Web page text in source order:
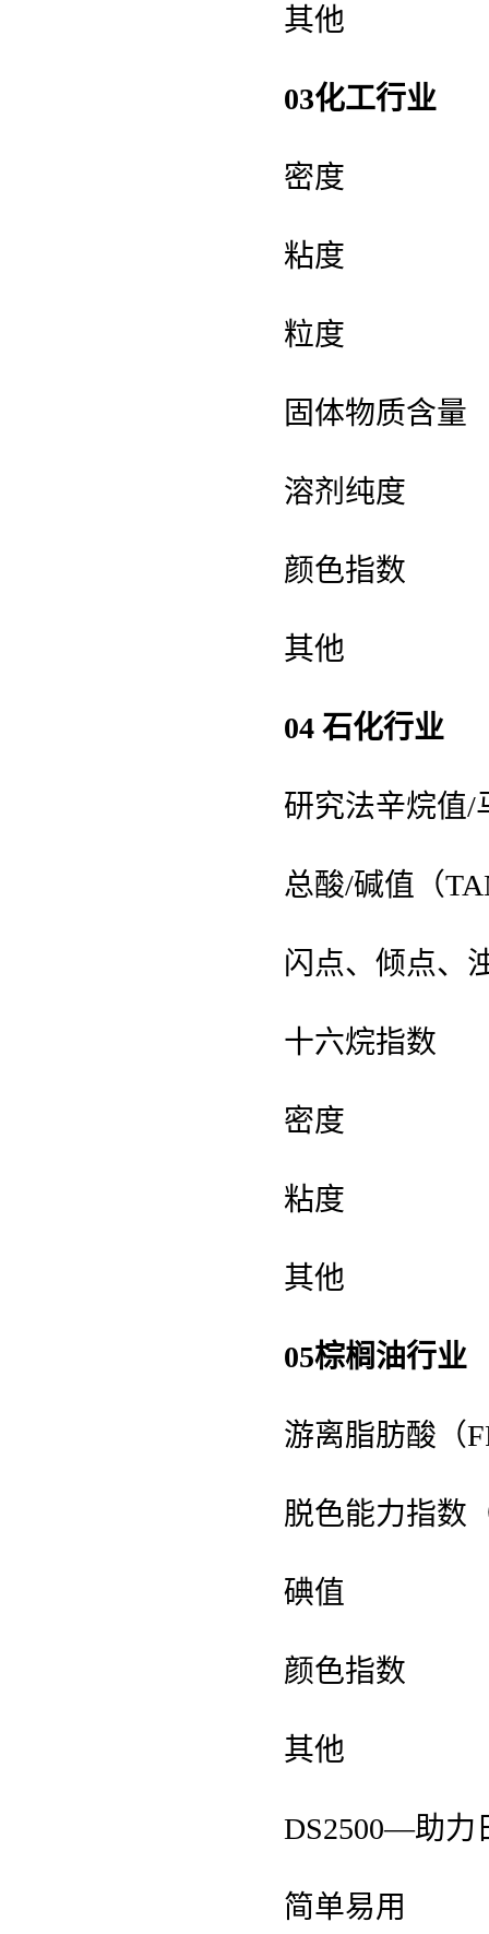
其他
03化工行业
密度
粘度
粒度
固体物质含量
溶剂纯度
颜色指数
其他
04 石化行业
研究法辛烷值/
总酸/碱值（
闪点、倾点、
十六烷指数
密度
粘度
其他
05棕榈油行业
游离脂肪酸（
脱色能力指数
碘值
颜色指数
其他
DS2500—助力
简单易用